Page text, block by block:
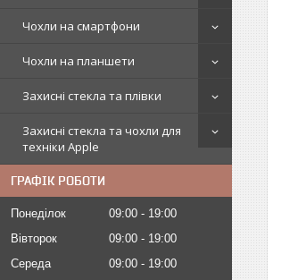
Чохли на смартфони
Чохли на планшети
Захисні стекла та плівки
Захисні стекла та чохли для
техніки Apple
ГРАФІК РОБОТИ
Понеділок 09:00
19:00
Вівторок
09:00
19:00
Середа
09:00
19:00